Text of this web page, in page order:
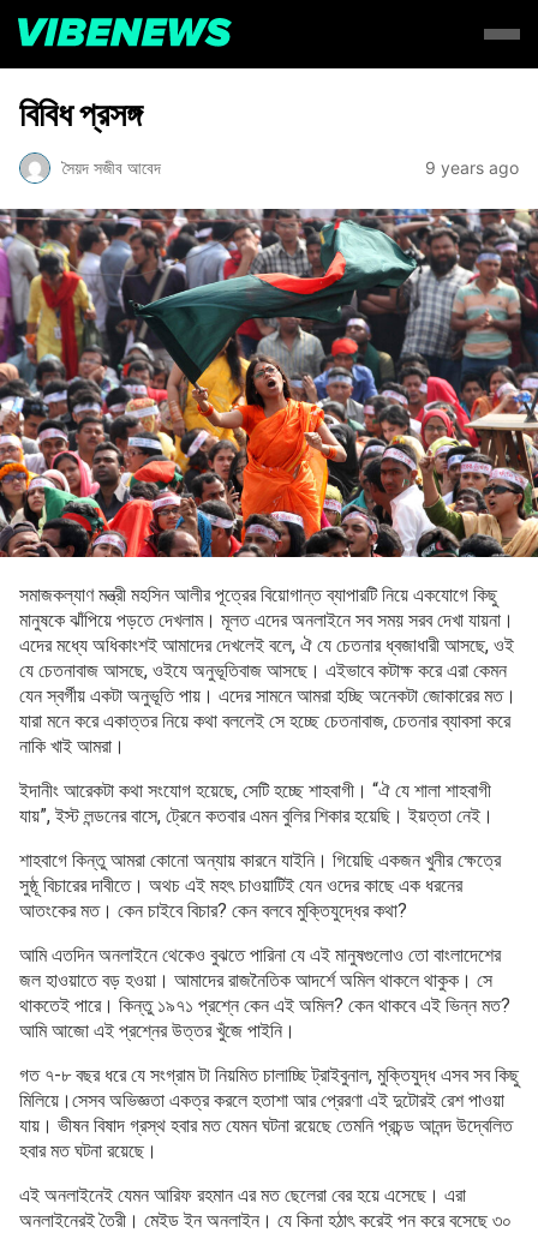
বিবিধ প্রসঙ্গ
সৈয়দ সজীব আবেদ 9 years ago
সমাজকল্যাণ মন্ত্রী মহসিন আলীর পূত্রের বিয়োগান্ত ব্যাপারটি নিয়ে একযোগে কিছু
মানুষকে ঝাঁপিয়ে পড়তে দেখলাম। মূলত এদের অনলাইনে সব সময় সরব দেখা যায়না।
এদের মধ্যে অধিকাংশই আমাদের দেখলেই বলে, ঐ যে চেতনার ধ্বজাধারী আসছে, ওই
যে চেতনাবাজ আসছে, ওইযে অনুভূতিবাজ আসছে। এইভাবে কটাক্ষ করে এরা কেমন
যেন স্বর্গীয় একটা অনুভূতি পায়। এদের সামনে আমরা হচ্ছি অনেকটা জোকারের মত।
যারা মনে করে একাত্তর নিয়ে কথা বললেই সে হচ্ছে চেতনাবাজ, চেতনার ব্যাবসা করে
নাকি খাই আমরা।
ইদানীং আরেকটা কথা সংযোগ হয়েছে, সেটি হচ্ছে শাহবাগী। “ঐ যে শালা শাহবাগী
যায়”, ইস্ট লন্ডনের বাসে, ট্রেনে কতবার এমন বুলির শিকার হয়েছি। ইয়ত্তা নেই।
শাহবাগে কিন্তু আমরা কোনো অন্যায় কারনে যাইনি। গিয়েছি একজন খুনীর ক্ষেত্রে
সুষ্ঠূ বিচারের দাবীতে। অথচ এই মহৎ চাওয়াটিই যেন ওদের কাছে এক ধরনের
আতংকের মত। কেন চাইবে বিচার? কেন বলবে মুক্তিযুদ্ধের কথা?
আমি এতদিন অনলাইনে থেকেও বুঝতে পারিনা যে এই মানুষগুলোও তো বাংলাদেশের
জল হাওয়াতে বড় হওয়া। আমাদের রাজনৈতিক আদর্শে অমিল থাকলে থাকুক। সে
থাকতেই পারে। কিন্তু ১৯৭১ প্রশ্নে কেন এই অমিল? কেন থাকবে এই ভিন্ন মত?
আমি আজো এই প্রশ্নের উত্তর খুঁজে পাইনি।
গত ৭-৮ বছর ধরে যে সংগ্রাম টা নিয়মিত চালাচ্ছি ট্রাইবুনাল, মুক্তিযুদ্ধ এসব সব কিছু
মিলিয়ে।সেসব অভিজ্ঞতা একত্র করলে হতাশা আর প্রেরণা এই দুটোরই রেশ পাওয়া
যায়। ভীষন বিষাদ গ্রস্থ হবার মত যেমন ঘটনা রয়েছে তেমনি প্রচন্ড আনন্দ উদ্বেলিত
হবার মত ঘটনা রয়েছে।
এই অনলাইনেই যেমন আরিফ রহমান এর মত ছেলেরা বের হয়ে এসেছে। এরা
অনলাইনেরই তৈরী। মেইড ইন অনলাইন। যে কিনা হঠাৎ করেই পন করে বসেছে ৩০